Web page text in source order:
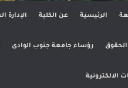
الرئيسية عن الكلية الإدارة
رؤساء جامعة جنوب الوادى
الالكترونية